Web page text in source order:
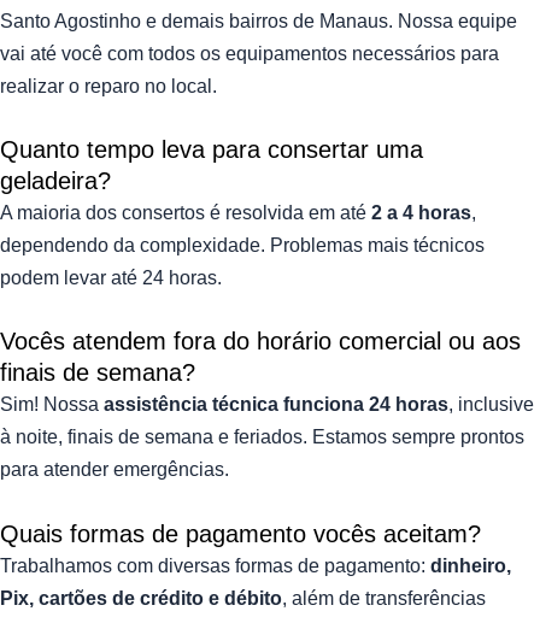
Santo Agostinho e demais bairros de Manaus. Nossa equipe
vai até você com todos os equipamentos necessários para
realizar o reparo no local.
Quanto tempo leva para consertar uma
geladeira?
A maioria dos consertos é resolvida em até 2 a 4 horas,
dependendo da complexidade. Problemas mais técnicos
podem levar até 24 horas.
Vocês atendem fora do horário comercial ou aos
finais de semana?
Sim! Nossa assistência técnica funciona 24 horas, inclusive
à noite, finais de semana e feriados. Estamos sempre prontos
para atender emergências.
Quais formas de pagamento vocês aceitam?
Trabalhamos com diversas formas de pagamento: dinheiro,
Pix, cartões de crédito e débito, além de transferências